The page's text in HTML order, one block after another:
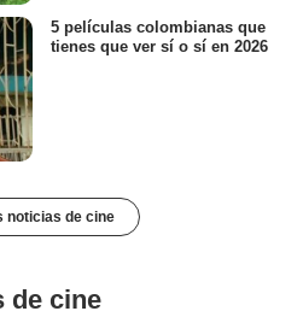
5 películas colombianas que
tienes que ver sí o sí en 2026
noticias de cine
de cine